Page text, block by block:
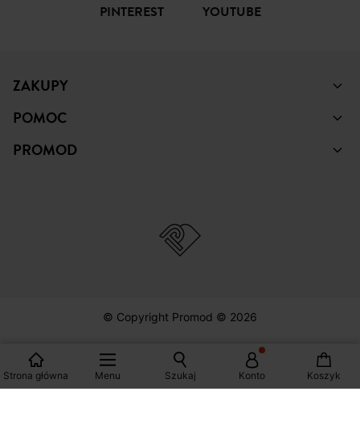
Strona główna Menu Szukaj Konto Koszyk
PINTEREST YOUTUBE
ZAKUPY
POMOC
PROMOD
© Copyright Promod © 2026
*Zobacz warunki klikając na link